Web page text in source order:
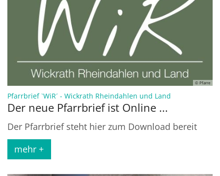
© Pfarre
Pfarrbrief `WiR´ - Wickrath Rheindahlen und Land
Der neue Pfarrbrief ist Online ...
Der Pfarrbrief steht hier zum Download bereit
mehr +